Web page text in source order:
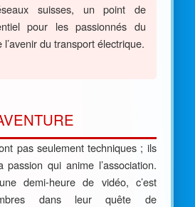
suisses, un point de
pour les passionnés du
du transport électrique.
pas seulement techniques ; ils
qui anime l’association.
demi-heure de vidéo, c’est
dans leur quête de